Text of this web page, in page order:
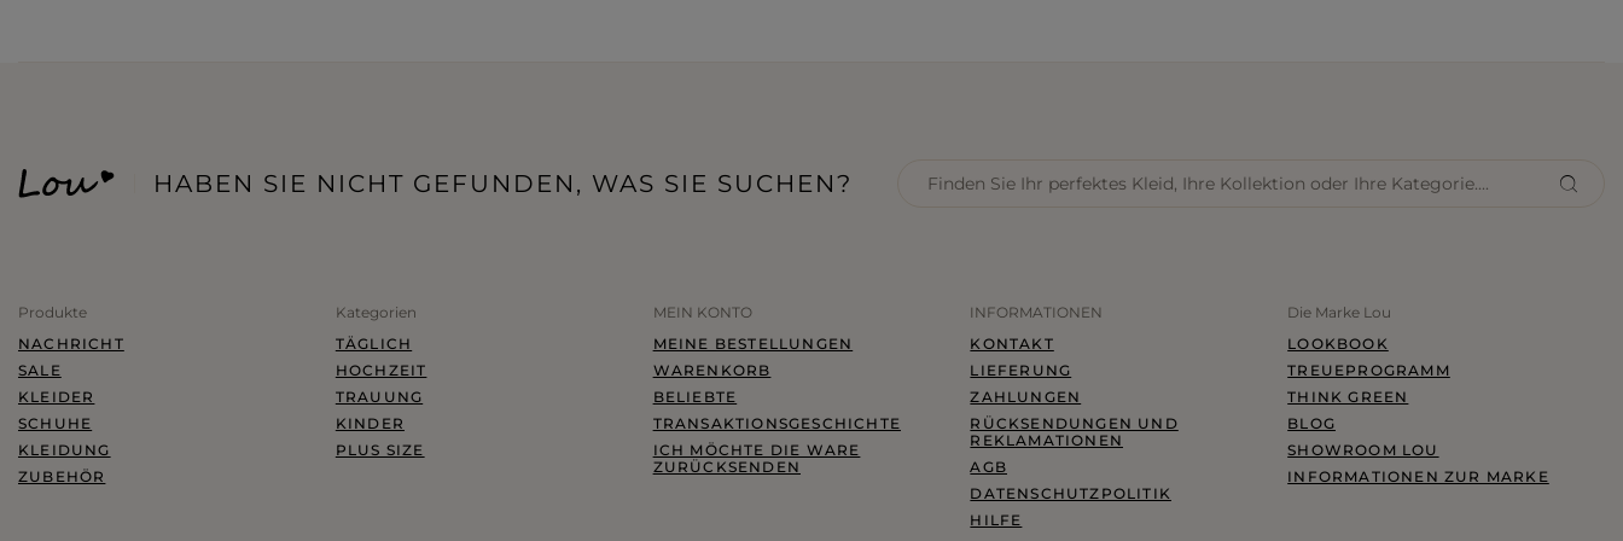
SETS
RÖCKE
BLAZER FÜR FRAUEN
WINTERMÜTZEN
SCHWARZE
BEIGE
WEISSE
BLAUE
HABEN SIE NICHT GEFUNDEN, WAS SIE SUCHEN?
Produkte
NACHRICHT
SALE
KLEIDER
SCHUHE
KLEIDUNG
ZUBEHÖR
Kategorien
TÄGLICH
HOCHZEIT
TRAUUNG
KINDER
PLUS SIZE
MEIN KONTO
MEINE BESTELLUNGEN
WARENKORB
BELIEBTE
TRANSAKTIONSGESCHICHTE
ICH MÖCHTE DIE WARE
ZURÜCKSENDEN
INFORMATIONEN
KONTAKT
LIEFERUNG
ZAHLUNGEN
RÜCKSENDUNGEN UND
REKLAMATIONEN
AGB
DATENSCHUTZPOLITIK
HILFE
Die Marke Lou
LOOKBOOK
TREUEPROGRAMM
THINK GREEN
BLOG
SHOWROOM LOU
INFORMATIONEN ZUR MARKE